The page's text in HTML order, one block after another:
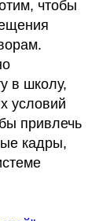
чтобы
в школу,
условий
привлечь
кадры,